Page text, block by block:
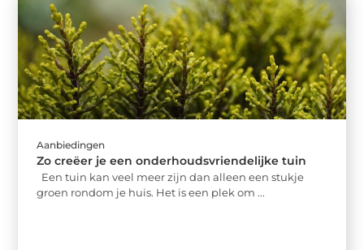
Aanbiedingen
Zo creëer je een onderhoudsvriendelijke tuin
Een tuin kan veel meer zijn dan alleen een stukje
groen rondom je huis. Het is een plek om ...